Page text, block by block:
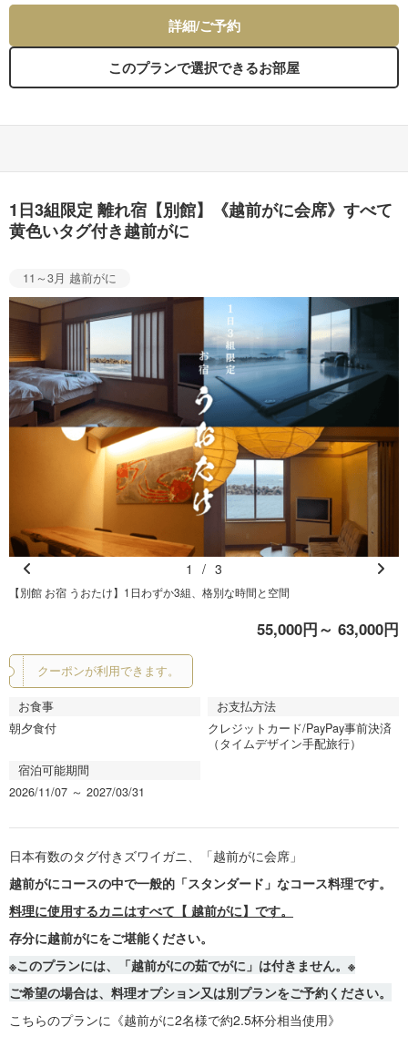
詳細/ご予約
このプランで選択できるお部屋
1日3組限定 離れ宿【別館】《越前がに会席》すべて
黄色いタグ付き越前がに
11～3月 越前がに
Pr
o
s
【別館 お宿 うおたけ】1日わずか3組、格別な時間と空間
xt
1 / 3
55,000円～ 63,000円
クーポンが利用できます。
お食事
朝夕食付
お支払方法
クレジットカード/PayPay事前決済
（タイムデザイン手配旅行）
宿泊可能期間
2026/11/07 ～ 2027/03/31
日本有数のタグ付きズワイガニ、「越前がに会席」
越前がにコースの中で一般的「スタンダード」なコース料理です。
料理に使用するカニはすべて【 越前がに】です。
存分に越前がにをご堪能ください。
※このプランには、「越前がにの茹でがに」は付きません。※
ご希望の場合は、料理オプション又は別プランをご予約ください。
こちらのプランに《越前がに2名様で約2.5杯分相当使用》